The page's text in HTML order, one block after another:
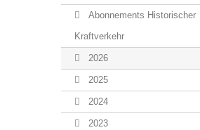
Abonnements Historischer
Kraftverkehr
2026
2025
2024
2023